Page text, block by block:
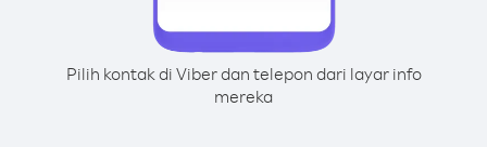
Pilih kontak di Viber dan telepon dari layar info
mereka